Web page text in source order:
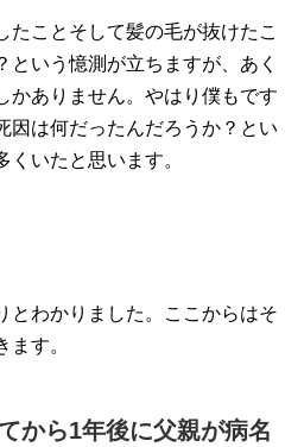
たことそして髪の毛が抜けたこ
という憶測が立ちますが、あく
かありません。やはり僕もです
因は何だったんだろうか？とい
くいたと思います。
とわかりました。ここからはそ
す。
から1年後に父親が病名